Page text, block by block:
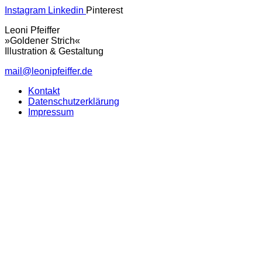
Instagram Linkedin Pinterest
Leoni Pfeiffer
»Goldener Strich«
Illustration & Gestaltung
mail@leonipfeiffer.de
Kontakt
Datenschutzerklärung
Impressum